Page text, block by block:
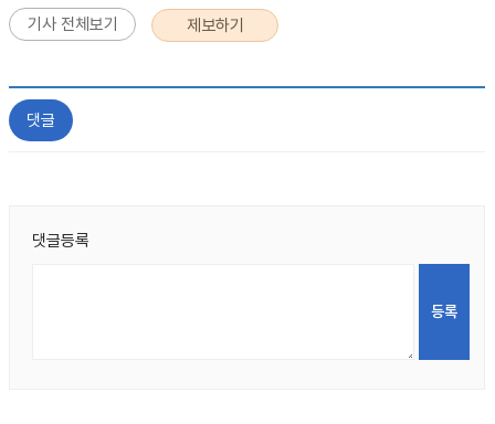
기사 전체보기 제보하기
댓글
댓글등록